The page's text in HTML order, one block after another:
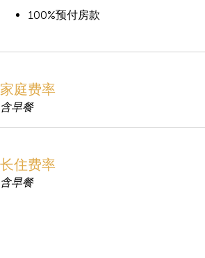
100%预付房款
家庭费率
含早餐
长住费率
含早餐